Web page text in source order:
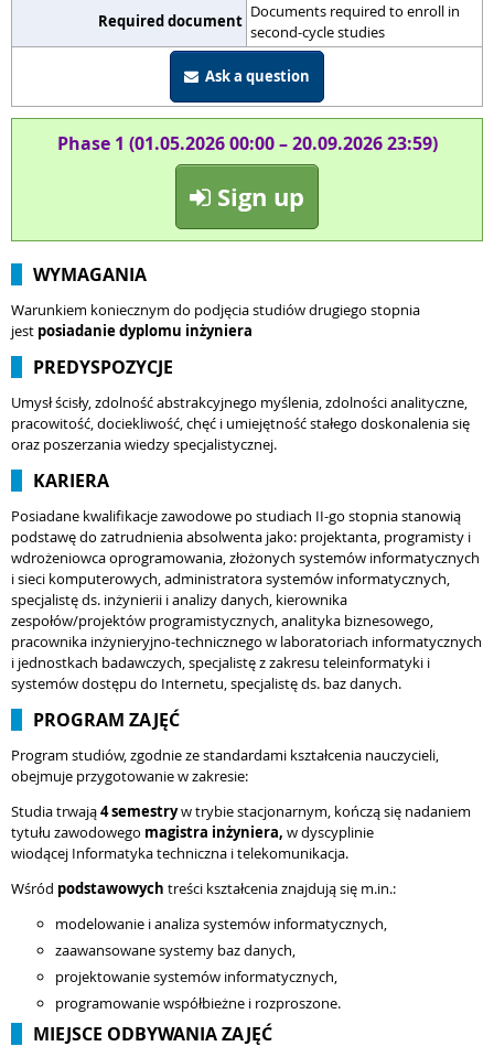
Required document Documents required to enroll in
second-cycle studies
Ask a question
Phase 1 (01.05.2026 00:00 – 20.09.2026 23:59)
Sign up
WYMAGANIA
Warunkiem koniecznym do podjęcia studiów drugiego stopnia
jest posiadanie dyplomu inżyniera
PREDYSPOZYCJE
Umysł ścisły, zdolność abstrakcyjnego myślenia, zdolności analityczne,
pracowitość, dociekliwość, chęć i umiejętność stałego doskonalenia się
oraz poszerzania wiedzy specjalistycznej.
KARIERA
Posiadane kwalifikacje zawodowe po studiach II-go stopnia stanowią
podstawę do zatrudnienia absolwenta jako: projektanta, programisty i
wdrożeniowca oprogramowania, złożonych systemów informatycznych
i sieci komputerowych, administratora systemów informatycznych,
specjalistę ds. inżynierii i analizy danych, kierownika
zespołów/projektów programistycznych, analityka biznesowego,
pracownika inżynieryjno-technicznego w laboratoriach informatycznych
i jednostkach badawczych, specjalistę z zakresu teleinformatyki i
systemów dostępu do Internetu, specjalistę ds. baz danych.
PROGRAM ZAJĘĆ
Program studiów, zgodnie ze standardami kształcenia nauczycieli,
obejmuje przygotowanie w zakresie:
Studia trwają4 semestryw trybie stacjonarnym, kończą się nadaniem
tytułu zawodowego magistra inżyniera, w dyscyplinie
wiodącej Informatyka techniczna i telekomunikacja.
Wśród podstawowych treści kształcenia znajdują się m.in.:
modelowanie i analiza systemów informatycznych,
zaawansowane systemy baz danych,
projektowanie systemów informatycznych,
programowanie współbieżne i rozproszone.
MIEJSCE ODBYWANIA ZAJĘĆ